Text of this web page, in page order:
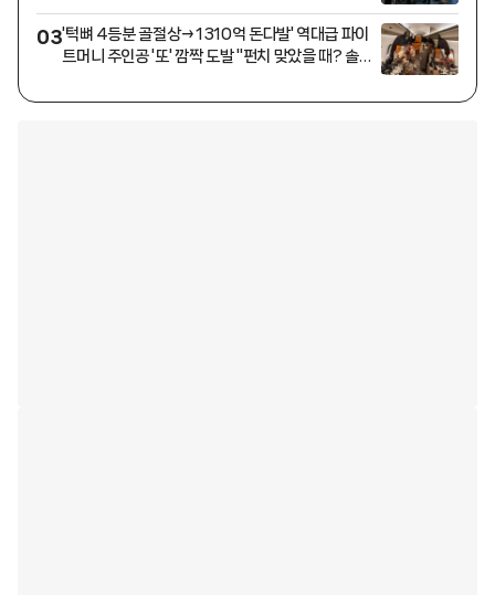
03'턱뼈 4등분 골절상→1310억 돈다발' 역대급 파이
트머니 주인공 '또' 깜짝 도발 "펀치 맞았을 때? 솔직